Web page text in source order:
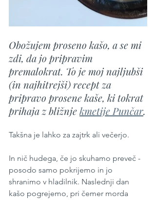
Obožujem proseno kašo, a se mi
zdi, da jo pripravim
premalokrat. To je moj najljubši
(in najhitrejši) recept za
pripravo prosene kaše, ki tokrat
prihaja z bližnje kmetije Punčar.
Takšna je lahko za zajtrk ali večerjo.
In nič hudega, če jo skuhamo preveč -
posodo samo pokrijemo in jo
shranimo v hladilnik. Naslednji dan
kašo pogrejemo, pri čemer morda